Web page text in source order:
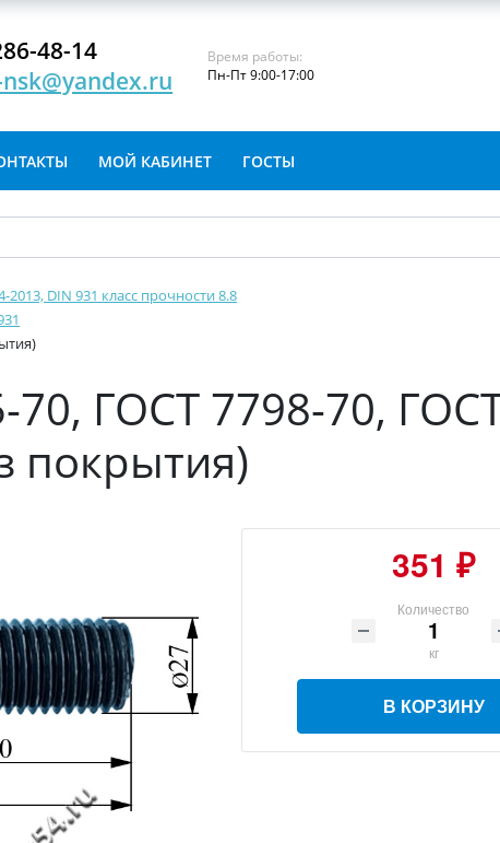
48-14
Время работы:
Пн-Пт 9:00-17:00
МОЙ КАБИНЕТ ГОСТЫ
DIN 931 класс прочности 8.8
ГОСТ 7798-70,
покрытия)
351 ₽
Количество
кг
В КОРЗИНУ